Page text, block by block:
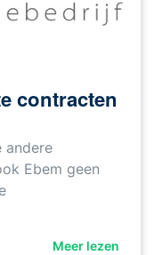
contracten
andere
Ebem geen
Meer lezen